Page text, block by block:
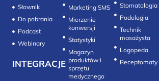
Słownik
Do pobrania
Podcast
Webinary
INTEGRACJE
Marketing SMS
Mierzenie
konwersji‎
Statystyki
Magazyn
produktów i
sprzętu
medycznego
Stomatologia
Technik
masażysta
Logopeda